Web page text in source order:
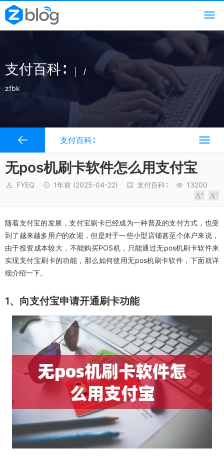
支付百科∶ /
zfbk
支付百科∶
无pos机刷卡软件怎么用支付宝
FYEQ 1年前 (2025-04-22) 支付百科∶ 13200
随着支付宝的发展，支付宝刷卡已经成为一种普及的支付方式，也受
到了越来越多用户的欢迎，但是对于一些小型店铺甚至个体户来说，
由于投资成本较大，不能购买POS机，只能通过无pos机刷卡软件来
实现支付宝刷卡的功能，那么如何使用无pos机刷卡软件，下面就详
细介绍一下。
1、向支付宝申请开通刷卡功能